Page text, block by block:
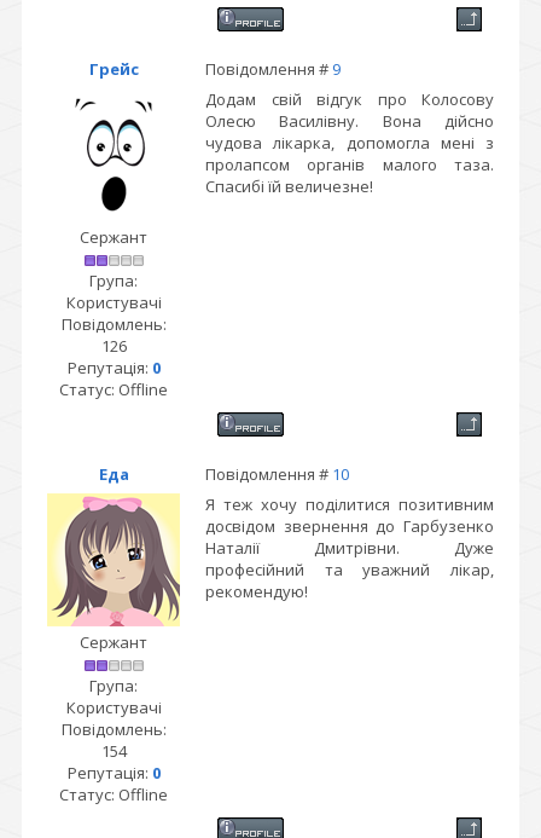
Грейс Повідомлення # 9
Сержант
Група:
Користувачі
Повідомлень:
126
Репутація: 0
Статус: Offline
Додам свій відгук про Колосову
Олесю Василівну. Вона дійсно
чудова лікарка, допомогла мені з
пролапсом органів малого таза.
Спасибі їй величезне!
Еда Повідомлення # 10
Сержант
Група:
Користувачі
Повідомлень:
154
Репутація: 0
Статус: Offline
Я теж хочу поділитися позитивним
досвідом звернення до Гарбузенко
Наталії Дмитрівни. Дуже
професійний та уважний лікар,
рекомендую!